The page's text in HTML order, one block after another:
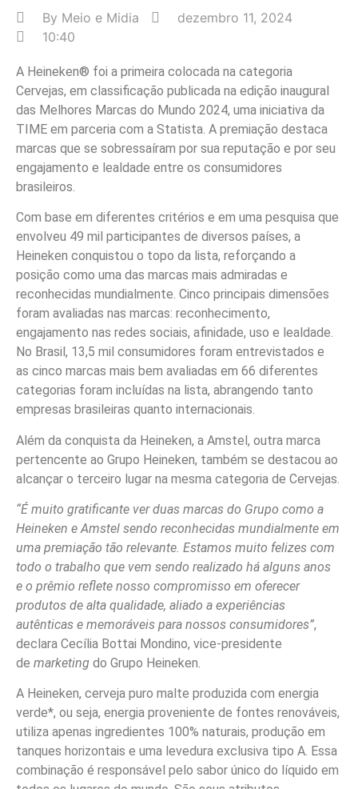
By Meio e Midia
dezembro 11, 2024
10:40
A Heineken® foi a primeira colocada na categoria
Cervejas, em classificação publicada na edição inaugural
das Melhores Marcas do Mundo 2024, uma iniciativa da
TIME em parceria com a Statista. A premiação destaca
marcas que se sobressaíram por sua reputação e por seu
engajamento e lealdade entre os consumidores
brasileiros.
Com base em diferentes critérios e em uma pesquisa que
envolveu 49 mil participantes de diversos países, a
Heineken conquistou o topo da lista, reforçando a
posição como uma das marcas mais admiradas e
reconhecidas mundialmente. Cinco principais dimensões
foram avaliadas nas marcas: reconhecimento,
engajamento nas redes sociais, afinidade, uso e lealdade.
No Brasil, 13,5 mil consumidores foram entrevistados e
as cinco marcas mais bem avaliadas em 66 diferentes
categorias foram incluídas na lista, abrangendo tanto
empresas brasileiras quanto internacionais.
Além da conquista da Heineken, a Amstel, outra marca
pertencente ao Grupo Heineken, também se destacou ao
alcançar o terceiro lugar na mesma categoria de Cervejas.
“É muito gratificante ver duas marcas do Grupo como a
Heineken e Amstel sendo reconhecidas mundialmente em
uma premiação tão relevante. Estamos muito felizes com
todo o trabalho que vem sendo realizado há alguns anos
e o prêmio reflete nosso compromisso em oferecer
produtos de alta qualidade, aliado a experiências
autênticas e memoráveis para nossos consumidores”,
declara Cecília Bottai Mondino, vice-presidente
de marketing do Grupo Heineken.
A Heineken, cerveja puro malte produzida com energia
verde*, ou seja, energia proveniente de fontes renováveis,
utiliza apenas ingredientes 100% naturais, produção em
tanques horizontais e uma levedura exclusiva tipo A. Essa
combinação é responsável pelo sabor único do líquido em